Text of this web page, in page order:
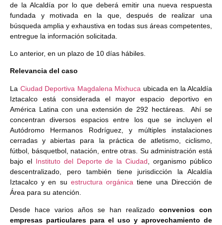
de la Alcaldía por lo que deberá emitir una nueva respuesta
fundada y motivada en la que, después de realizar una
búsqueda amplia y exhaustiva en todas sus áreas competentes,
entregue la información solicitada.
Lo anterior, en un plazo de 10 días hábiles.
Relevancia del caso
La Ciudad Deportiva Magdalena Mixhuca ubicada en la Alcaldía
Iztacalco está considerada el mayor espacio deportivo en
América Latina con una extensión de 292 hectáreas. Ahí se
concentran diversos espacios entre los que se incluyen el
Autódromo Hermanos Rodríguez, y múltiples instalaciones
cerradas y abiertas para la práctica de atletismo, ciclismo,
fútbol, básquetbol, natación, entre otras. Su administración está
bajo el Instituto del Deporte de la Ciudad , organismo público
descentralizado, pero también tiene jurisdicción la Alcaldía
Iztacalco y en su estructura orgánica tiene una Dirección de
Área para su atención.
Desde hace varios años se han realizado convenios con
empresas particulares para el uso y aprovechamiento de